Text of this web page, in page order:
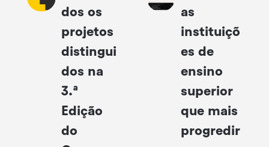
dos os
projetos
distingui
dos na
3.ª
Edição
do
as
instituiçõ
es de
ensino
superior
que mais
progredir